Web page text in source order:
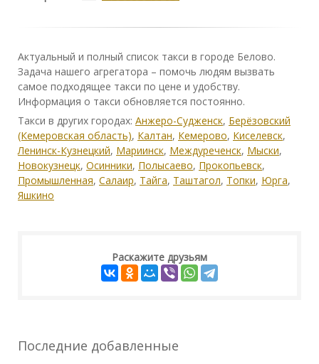
Актуальный и полный список такси в городе Белово.
Задача нашего агрегатора – помочь людям вызвать
самое подходящее такси по цене и удобству.
Информация о такси обновляется постоянно.
Такси в других городах: Анжеро-Судженск, Берёзовский
(Кемеровская область), Калтан, Кемерово, Киселевск,
Ленинск-Кузнецкий, Мариинск, Междуреченск, Мыски,
Новокузнецк, Осинники, Полысаево, Прокопьевск,
Промышленная, Салаир, Тайга, Таштагол, Топки, Юрга,
Яшкино
Раскажите друзьям
Последние добавленные